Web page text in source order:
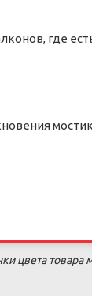
где
цвета товара